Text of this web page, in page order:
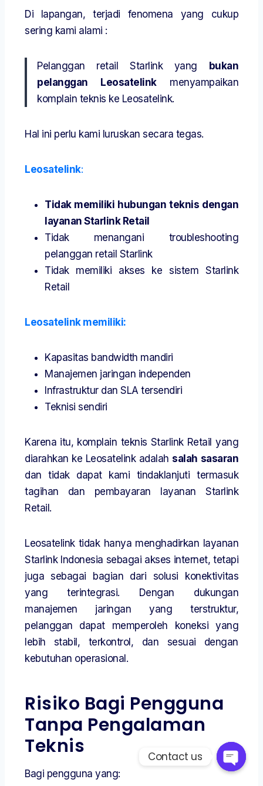
Di lapangan, terjadi fenomena yang cukup
sering kami alami :
Pelanggan retail Starlink yang
bukan
pelanggan Leosatelinkmenyampaikan
komplain teknis ke Leosatelink.
Hal ini perlu kami luruskan secara tegas.
Leosatelink:
Tidak memiliki hubungan teknis dengan
layanan Starlink Retail
Tidak menangani troubleshooting
pelanggan retail Starlink
Tidak memiliki akses ke sistem Starlink
Retail
Leosatelink memiliki:
Kapasitas bandwidth mandiri
Manajemen jaringan independen
Infrastruktur dan SLA tersendiri
Teknisi sendiri
Karena itu, komplain teknis Starlink Retail yang
diarahkan ke Leosatelink adalahsalah sasaran
dan tidak dapat kami tindaklanjuti termasuk
tagihan dan pembayaran layanan Starlink
Retail.
Leosatelink tidak hanya menghadirkan layanan
Starlink Indonesia sebagai akses internet, tetapi
juga sebagai bagian dari solusi konektivitas
yang terintegrasi. Dengan dukungan
manajemen jaringan yang terstruktur,
pelanggan dapat memperoleh koneksi yang
lebih stabil, terkontrol, dan sesuai dengan
kebutuhan operasional.
Risiko Bagi Pengguna
Tanpa Pengalaman
Teknis
Bagi pengguna yang:
Contact us